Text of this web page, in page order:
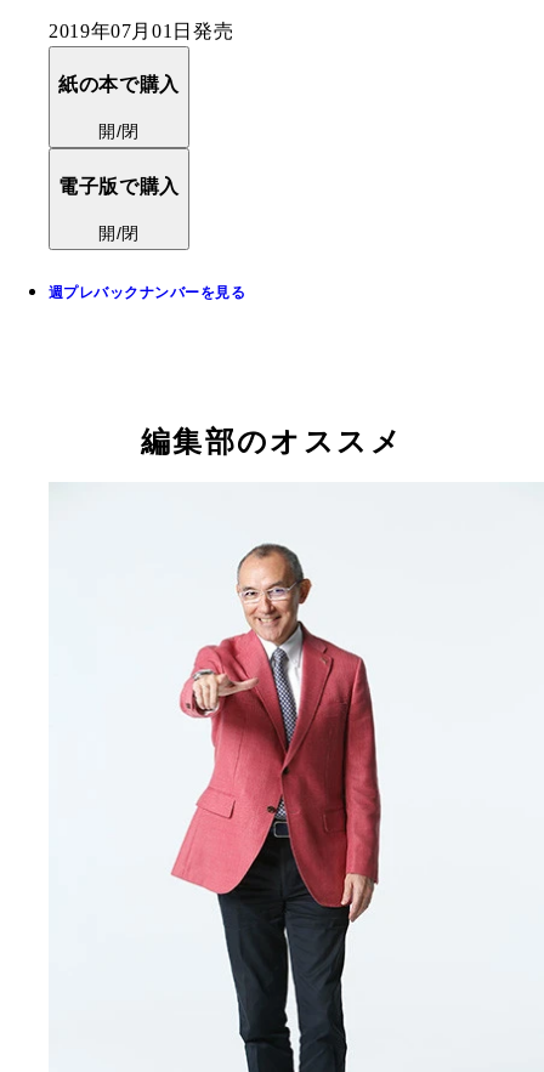
2019年07月01日発売
紙の本で購入
開/閉
電子版で購入
開/閉
週プレバックナンバーを見る
編集部のオススメ